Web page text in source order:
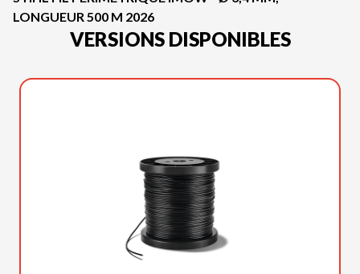
LONGUEUR 500 M 2026
VERSIONS DISPONIBLES